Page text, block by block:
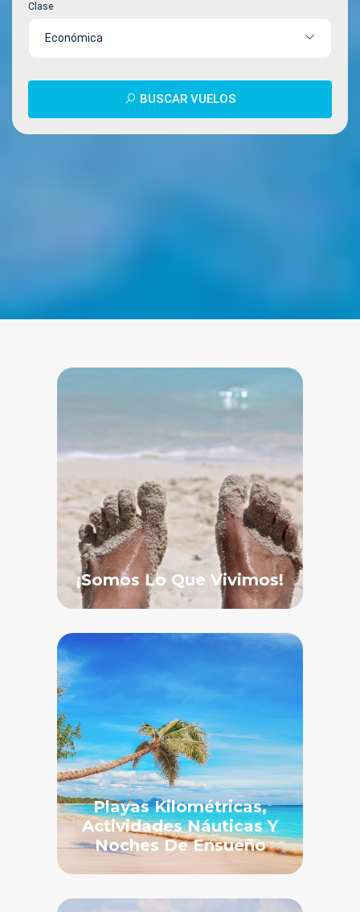
Clase
Económica
BUSCAR VUELOS
¡Somos Lo Que Vivimos!
Playas Kilométricas,
Actividades Náuticas Y
Noches De Ensueño